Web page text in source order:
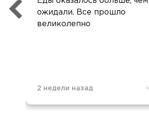
ожидали. Все прошло
великолепно
2 недели назад -